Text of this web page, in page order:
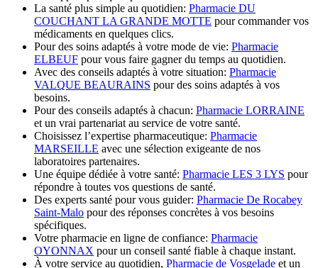
La santé plus simple au quotidien: Pharmacie DU
COUCHANT LA GRANDE MOTTE pour commander vos
médicaments en quelques clics.
Pour des soins adaptés à votre mode de vie: Pharmacie
ELBEUF pour vous faire gagner du temps au quotidien.
Avec des conseils adaptés à votre situation: Pharmacie
VALQUE BEAURAINS pour des soins adaptés à vos
besoins.
Pour des conseils adaptés à chacun: Pharmacie LORRAINE
et un vrai partenariat au service de votre santé.
Choisissez l’expertise pharmaceutique: Pharmacie
MARSEILLE avec une sélection exigeante de nos
laboratoires partenaires.
Une équipe dédiée à votre santé: Pharmacie LES 3 LYS pour
répondre à toutes vos questions de santé.
Des experts santé pour vous guider: Pharmacie De Rocabey
Saint-Malo pour des réponses concrètes à vos besoins
spécifiques.
Votre pharmacie en ligne de confiance: Pharmacie
OYONNAX pour un conseil santé fiable à chaque instant.
À votre service au quotidien, Pharmacie de Vosgelade et un